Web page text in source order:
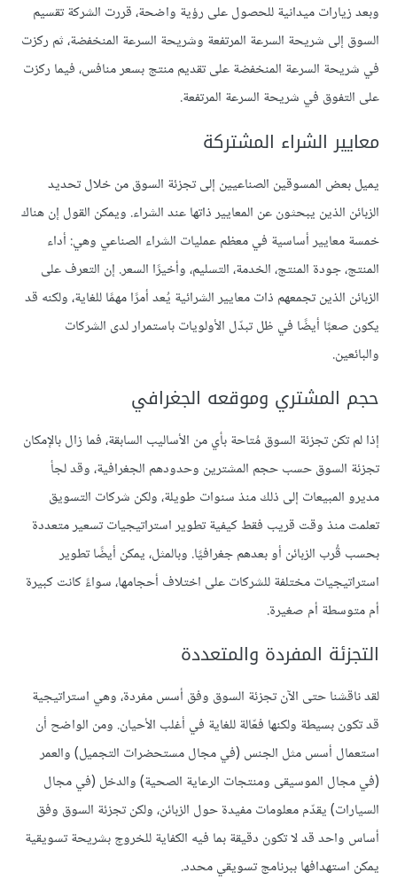
وبعد زيارات ميدانية للحصول على رؤية واضحة، قررت الشركة تقسيم
السوق إلى شريحة السرعة المرتفعة وشريحة السرعة المنخفضة، ثم ركزت
في شريحة السرعة المنخفضة على تقديم منتج بسعر منافس، فيما ركزت
على التفوق في شريحة السرعة المرتفعة.
معايير الشراء المشتركة
يميل بعض المسوقين الصناعيين إلى تجزئة السوق من خلال تحديد
الزبائن الذين يبحثون عن المعايير ذاتها عند الشراء. ويمكن القول إن هناك
خمسة معايير أساسية في معظم عمليات الشراء الصناعي وهي: أداء
المنتج، جودة المنتج، الخدمة، التسليم، وأخيرًا السعر. إن التعرف على
الزبائن الذين تجمعهم ذات معايير الشرائية يُعد أمرًا مهمًا للغاية، ولكنه قد
يكون صعبًا أيضًا في ظل تبدّل الأولويات باستمرار لدى الشركات
والبائعين.
حجم المشتري وموقعه الجغرافي
إذا لم تكن تجزئة السوق مُتاحة بأي من الأساليب السابقة، فما زال بالإمكان
تجزئة السوق حسب حجم المشترين وحدودهم الجغرافية، وقد لجأ
مديرو المبيعات إلى ذلك منذ سنوات طويلة، ولكن شركات التسويق
تعلمت منذ وقت قريب فقط كيفية تطوير استراتيجيات تسعير متعددة
بحسب قُرب الزبائن أو بعدهم جغرافيًا. وبالمثل، يمكن أيضًا تطوير
استراتيجيات مختلفة للشركات على اختلاف أحجامها، سواءً كانت كبيرة
أم متوسطة أم صغيرة.
التجزئة المفردة والمتعددة
لقد ناقشنا حتى الآن تجزئة السوق وفق أسس مفردة، وهي استراتيجية
قد تكون بسيطة ولكنها فعّالة للغاية في أغلب الأحيان. ومن الواضح أن
استعمال أسس مثل الجنس (في مجال مستحضرات التجميل) والعمر
(في مجال الموسيقى ومنتجات الرعاية الصحية) والدخل (في مجال
السيارات) يقدّم معلومات مفيدة حول الزبائن، ولكن تجزئة السوق وفق
أساس واحد قد لا تكون دقيقة بما فيه الكفاية للخروج بشريحة تسويقية
يمكن استهدافها ببرنامج تسويقي محدد.